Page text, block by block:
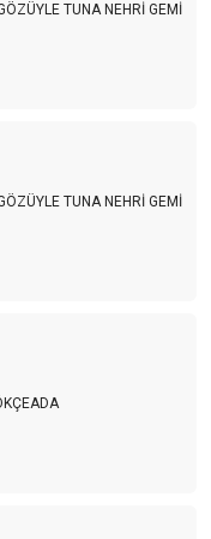
TUNA NEHRİ GEMİ
TUNA NEHRİ GEMİ